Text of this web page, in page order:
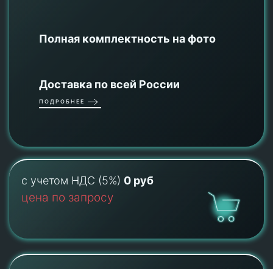
Полная комплектность на фото
Доставка по всей России
ПОДРОБНЕЕ
с учетом НДС (5%) 0 руб
цена по запросу